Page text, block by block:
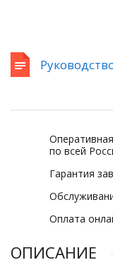
по всей
Гарантия
Оплата
ОПИСАНИЕ